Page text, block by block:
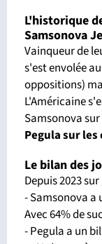
L'historique
Samsonova
Vainqueur de
s'est envolée
oppositions)
L'Américaine
Samsonova
Pegula sur
Le bilan des
Depuis 2023
- Samsonova a
Avec 64% de
- Pegula a un